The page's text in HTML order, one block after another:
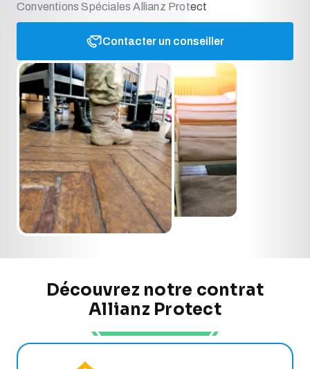
Conventions Spéciales Allianz Protect
Contacter un conseiller
Découvrez notre contrat
Allianz Protect